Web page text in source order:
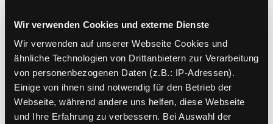
Wir verwenden Cookies und externe Dienste
Wir verwenden auf unserer Webseite Cookies und
ähnliche Technologien von Drittanbietern zur Verarbeitung
von personenbezogenen Daten (z.B.: IP-Adressen).
Einige von ihnen sind notwendig für den Betrieb der
Webseite, während andere uns helfen, diese Webseite
und Ihre Erfahrung zu verbessern. Bei Auswahl der
Exemplar-Details von Secret Campsites
Mediengruppe:Sachbuch
Secret Campsites
kleine, charmante Campingplätze in
Europa
Verfasser: Hein, Katja ;Meyer, Julian;
Siefert, HeidiSuche nach diesem Verfasser